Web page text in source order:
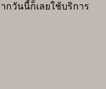
กวันนี้ก็เลยใช้บริการ